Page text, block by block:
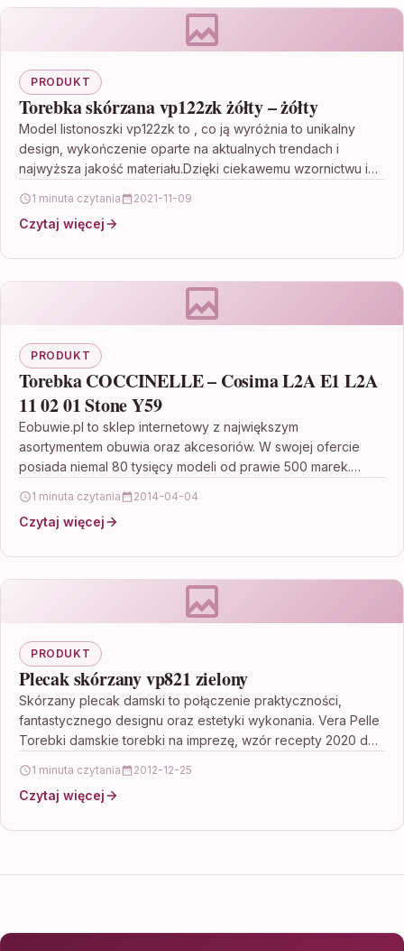
PRODUKT
Torebka skórzana vp122zk żółty – żółty
Model listonoszki vp122zk to , co ją wyróżnia to unikalny
design, wykończenie oparte na aktualnych trendach i
najwyższa jakość materiału.Dzięki ciekawemu wzornictwu i
1 minuta czytania 2021-11-09
Czytaj więcej
PRODUKT
Torebka COCCINELLE – Cosima L2A E1 L2A
11 02 01 Stone Y59
Eobuwie.pl to sklep internetowy z największym
asortymentem obuwia oraz akcesoriów. W swojej ofercie
posiada niemal 80 tysięcy modeli od prawie 500 marek.
1 minuta czytania 2014-04-04
Czytaj więcej
PRODUKT
Plecak skórzany vp821 zielony
Skórzany plecak damski to połączenie praktyczności,
fantastycznego designu oraz estetyki wykonania. Vera Pelle
Torebki damskie torebki na imprezę, wzór recepty 2020 do
1 minuta czytania 2012-12-25
Czytaj więcej